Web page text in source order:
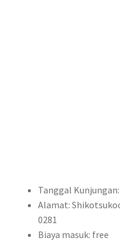
Tanggal Kunjungan:
Alamat:
0281
Biaya masuk: free